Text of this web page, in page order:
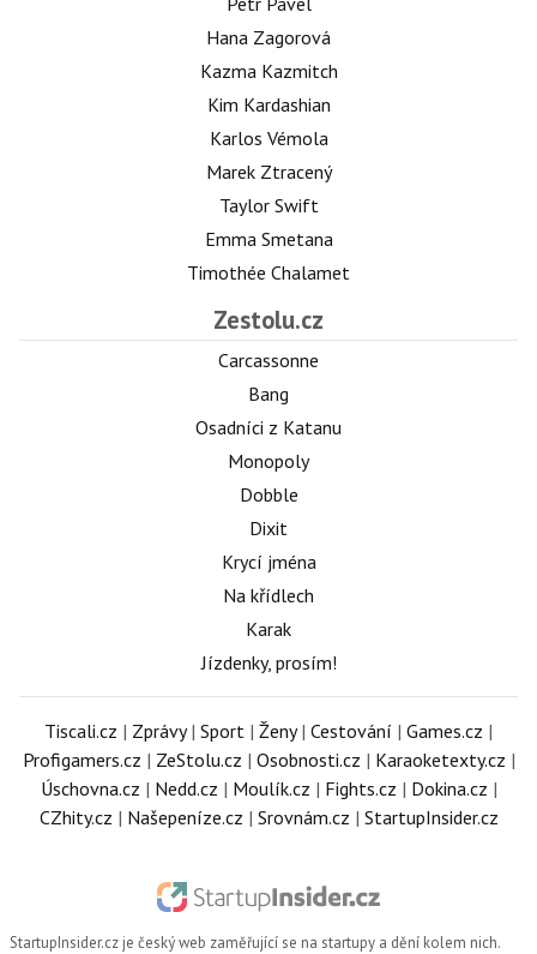
Hana Zagorová
Kazma Kazmitch
Kim Kardashian
Karlos Vémola
Marek Ztracený
Taylor Swift
Emma Smetana
Timothée Chalamet
Zestolu.cz
Carcassonne
Bang
Osadníci z Katanu
Monopoly
Dobble
Dixit
Krycí jména
Na křídlech
Karak
Jízdenky, prosím!
Tiscali.cz | Zprávy| Sport | Ženy| Cestování | Games.cz |
Profigamers.cz | ZeStolu.cz | Osobnosti.cz | Karaoketexty.cz |
Úschovna.cz | Nedd.cz | Moulík.cz | Fights.cz | Dokina.cz |
CZhity.cz | Našepeníze.cz | Srovnám.cz | StartupInsider.cz
StartupInsider.cz je český web zaměřující se na startupy a dění kolem nich.